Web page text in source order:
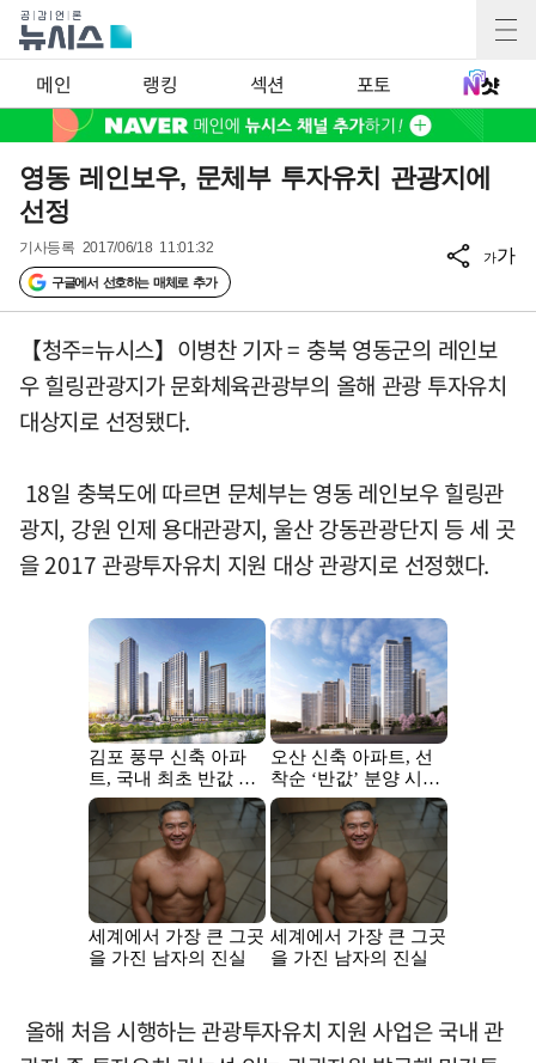
메인 랭킹 섹션 포토
영동 레인보우, 문체부 투자유치 관광지에
선정
기사등록 2017/06/18 11:01:32
구글에서 선호하는 매체로 추가
가가
【청주=뉴시스】이병찬 기자 = 충북 영동군의 레인보
우 힐링관광지가 문화체육관광부의 올해 관광 투자유치
대상지로 선정됐다.
18일 충북도에 따르면 문체부는 영동 레인보우 힐링관
광지, 강원 인제 용대관광지, 울산 강동관광단지 등 세 곳
을 2017 관광투자유치 지원 대상 관광지로 선정했다.
올해 처음 시행하는 관광투자유치 지원 사업은 국내 관